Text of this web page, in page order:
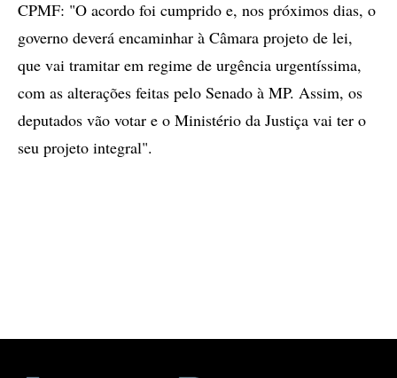
CPMF: "O acordo foi cumprido e, nos próximos dias, o
governo deverá encaminhar à Câmara projeto de lei,
que vai tramitar em regime de urgência urgentíssima,
com as alterações feitas pelo Senado à MP. Assim, os
deputados vão votar e o Ministério da Justiça vai ter o
seu projeto integral".